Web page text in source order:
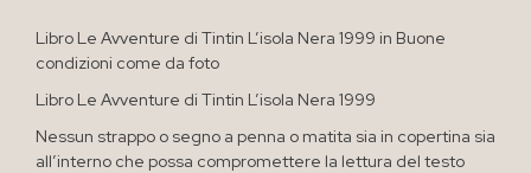
Libro Le Avventure di Tintin L’isola Nera 1999 in Buone
condizioni come da foto
Libro Le Avventure di Tintin L’isola Nera 1999
Nessun strappo o segno a penna o matita sia in copertina sia
all’interno che possa compromettere la lettura del testo